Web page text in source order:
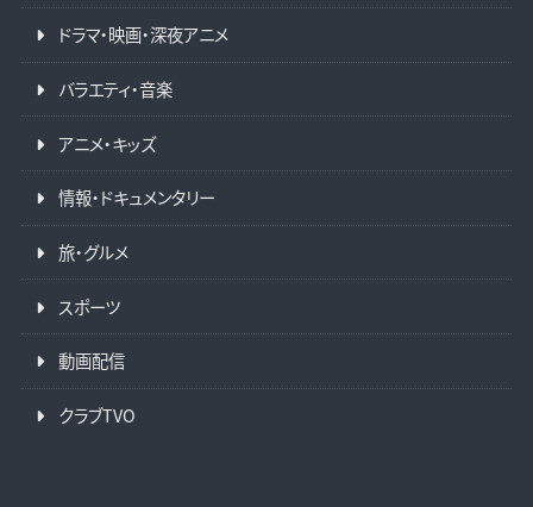
ドラマ・映画・深夜アニメ
バラエティ・音楽
アニメ・キッズ
情報・ドキュメンタリー
旅・グルメ
スポーツ
動画配信
クラブTVO